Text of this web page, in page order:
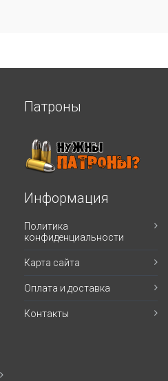
Патроны
Информация
Политика
конфиденциальности
Карта сайта
Оплата и доставка
Контакты